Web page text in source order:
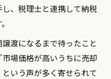
、税理士と連携して納税
渡になるまで待ったこと
場価格が高いうちに売却
いう声が多く寄せられて